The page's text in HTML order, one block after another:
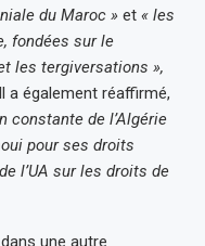
du Maroc » et « les
fondées sur le
les tergiversations »,
a également réaffirmé,
constante de l’Algérie
pour ses droits
l’UA sur les droits de
une autre